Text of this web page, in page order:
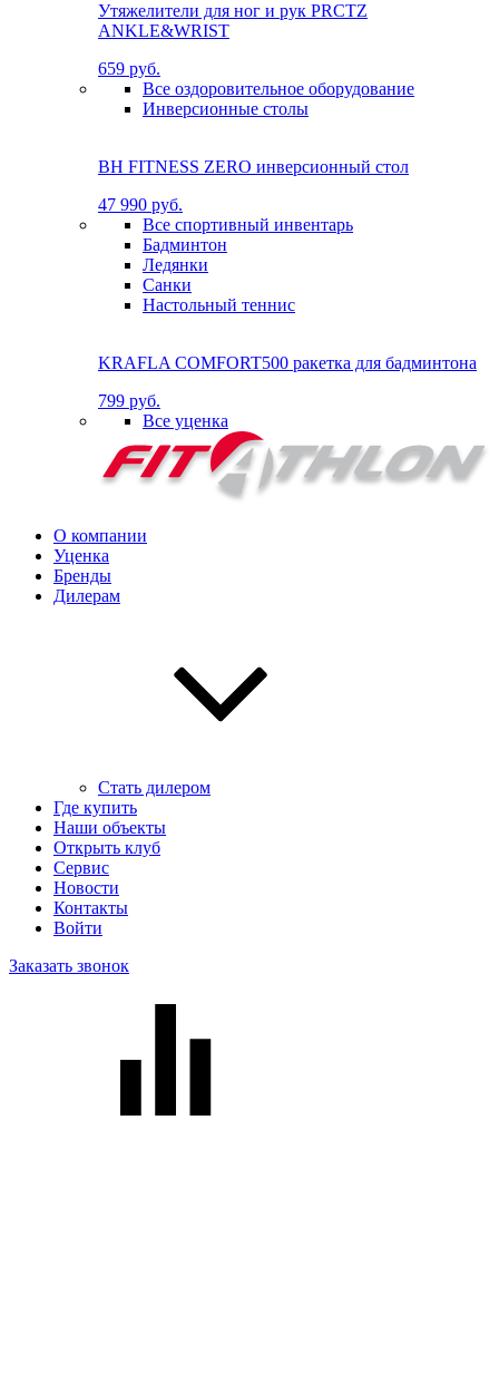
Утяжелители для ног и рук PRCTZ
ANKLE&WRIST
659 руб.
Все оздоровительное оборудование
Инверсионные столы
BH FITNESS ZERO инверсионный стол
47 990 руб.
Все спортивный инвентарь
Бадминтон
Ледянки
Санки
Настольный теннис
KRAFLA COMFORT500 ракетка для бадминтона
799 руб.
Все уценка
О компании
Уценка
Бренды
Дилерам
Стать дилером
Где купить
Наши объекты
Открыть клуб
Сервис
Новости
Контакты
Войти
Заказать звонок